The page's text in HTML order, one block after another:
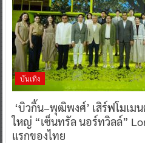
บันเทิง
‘บิวกิ้น–พุฒิพงศ์’ เสิร์ฟโมเม
ใหญ่ “เซ็นทรัล นอร์ทวิลล์”
แรกของไทย